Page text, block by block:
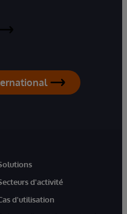
d'activité
d'utilisation